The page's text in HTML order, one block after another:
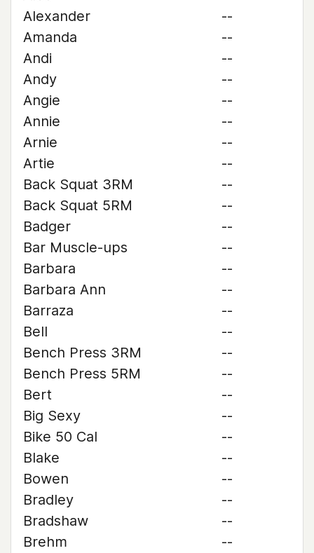
Alexander
--
Amanda
--
Andi
--
Andy
--
Angie
--
Annie
--
Arnie
--
Artie
--
Back Squat 3RM
--
Back Squat 5RM
--
Badger
--
Bar Muscle-ups
--
Barbara
--
Barbara Ann
--
Barraza
--
Bell
--
Bench Press 3RM
--
Bench Press 5RM
--
Bert
--
Big Sexy
--
Bike 50 Cal
--
Blake
--
Bowen
--
Bradley
--
Bradshaw
--
Brehm
--